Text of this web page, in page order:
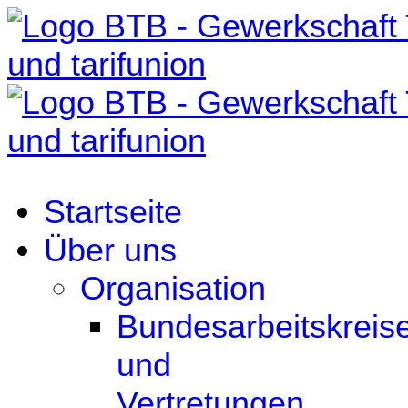
Startseite
Über uns
Organisation
und